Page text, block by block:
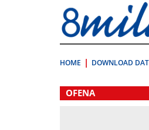
direttamente
a:
Contenuto
HOME DOWNLOAD
.
OFENA